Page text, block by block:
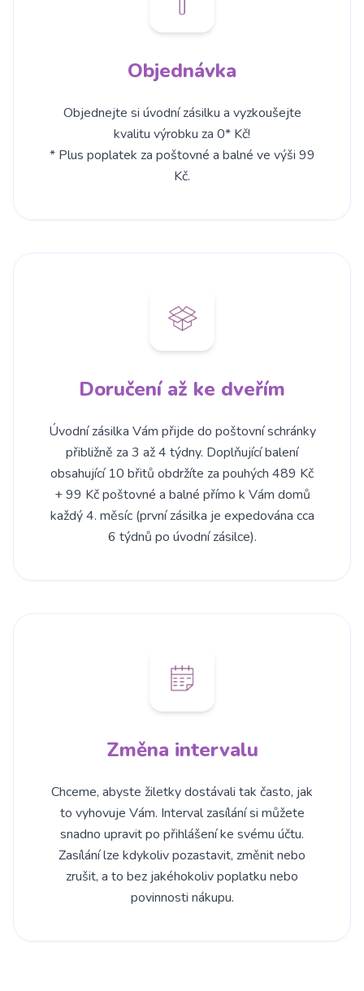
Objednávka
Objednejte si úvodní zásilku a vyzkoušejte
kvalitu výrobku za 0* Kč!
* Plus poplatek za poštovné a balné ve výši 99
Kč.
Doručení až ke dveřím
Úvodní zásilka Vám přijde do poštovní schránky
přibližně za 3 až 4 týdny. Doplňující balení
obsahující 10 břitů obdržíte za pouhých 489 Kč
+ 99 Kč poštovné a balné přímo k Vám domů
každý 4. měsíc (první zásilka je expedována cca
6 týdnů po úvodní zásilce).
Změna intervalu
Chceme, abyste žiletky dostávali tak často, jak
to vyhovuje Vám. Interval zasílání si můžete
snadno upravit po přihlášení ke svému účtu.
Zasílání lze kdykoliv pozastavit, změnit nebo
zrušit, a to bez jakéhokoliv poplatku nebo
povinnosti nákupu.